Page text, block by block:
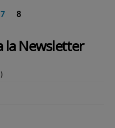
7 8
la Newsletter